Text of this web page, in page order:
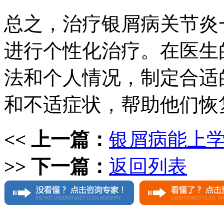
总之，治疗银屑病关节
进行个性化治疗。在医
法和个人情况，制定合
和不适症状，帮助他们
<< 上一篇： 银屑病能上
>> 下一篇： 返回列表